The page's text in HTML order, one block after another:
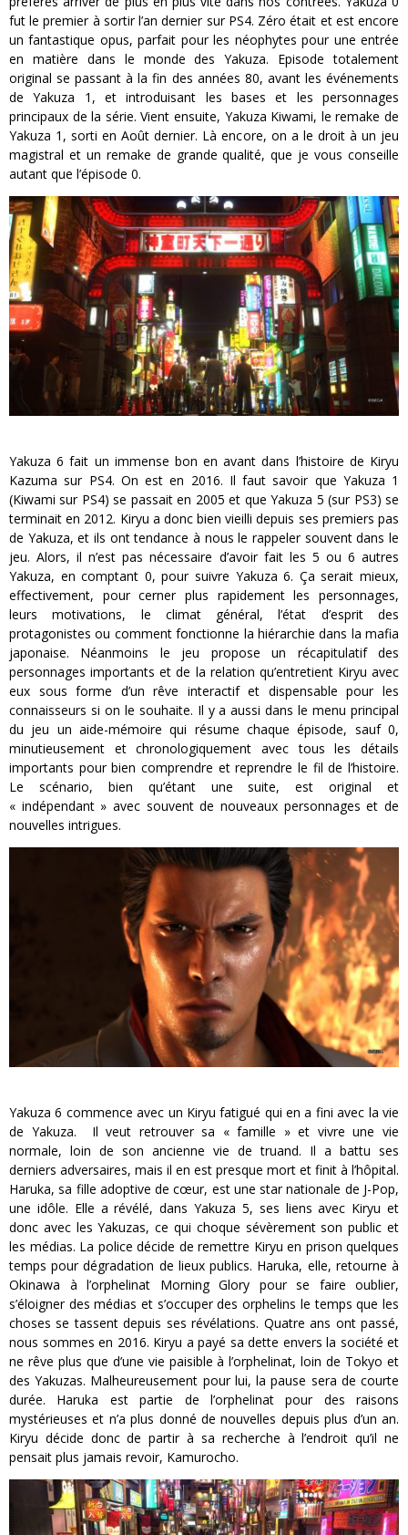
fut le premier à sortir l’an dernier sur PS4. Zéro était et est encore
un fantastique opus, parfait pour les néophytes pour une entrée
en matière dans le monde des Yakuza. Episode totalement
original se passant à la fin des années 80, avant les événements
de Yakuza 1, et introduisant les bases et les personnages
principaux de la série. Vient ensuite, Yakuza Kiwami, le remake de
Yakuza 1, sorti en Août dernier. Là encore, on a le droit à un jeu
magistral et un remake de grande qualité, que je vous conseille
autant que l’épisode 0.
Yakuza 6 fait un immense bon en avant dans l’histoire de Kiryu
Kazuma sur PS4. On est en 2016. Il faut savoir que Yakuza 1
(Kiwami sur PS4) se passait en 2005 et que Yakuza 5 (sur PS3) se
terminait en 2012. Kiryu a donc bien vieilli depuis ses premiers pas
de Yakuza, et ils ont tendance à nous le rappeler souvent dans le
jeu. Alors, il n’est pas nécessaire d’avoir fait les 5 ou 6 autres
Yakuza, en comptant 0, pour suivre Yakuza 6. Ça serait mieux,
effectivement, pour cerner plus rapidement les personnages,
leurs motivations, le climat général, l’état d’esprit des
protagonistes ou comment fonctionne la hiérarchie dans la mafia
japonaise. Néanmoins le jeu propose un récapitulatif des
personnages importants et de la relation qu’entretient Kiryu avec
eux sous forme d’un rêve interactif et dispensable pour les
connaisseurs si on le souhaite. Il y a aussi dans le menu principal
du jeu un aide-mémoire qui résume chaque épisode, sauf 0,
minutieusement et chronologiquement avec tous les détails
importants pour bien comprendre et reprendre le fil de l’histoire.
Le scénario, bien qu’étant une suite, est original et
« indépendant » avec souvent de nouveaux personnages et de
nouvelles intrigues.
Yakuza 6 commence avec un Kiryu fatigué qui en a fini avec la vie
de Yakuza. Il veut retrouver sa « famille » et vivre une vie
normale, loin de son ancienne vie de truand. Il a battu ses
derniers adversaires, mais il en est presque mort et finit à l’hôpital.
Haruka, sa fille adoptive de cœur, est une star nationale de J-Pop,
une idôle. Elle a révélé, dans Yakuza 5, ses liens avec Kiryu et
donc avec les Yakuzas, ce qui choque sévèrement son public et
les médias. La police décide de remettre Kiryu en prison quelques
temps pour dégradation de lieux publics. Haruka, elle, retourne à
Okinawa à l’orphelinat Morning Glory pour se faire oublier,
s’éloigner des médias et s’occuper des orphelins le temps que les
choses se tassent depuis ses révélations. Quatre ans ont passé,
nous sommes en 2016. Kiryu a payé sa dette envers la société et
ne rêve plus que d’une vie paisible à l’orphelinat, loin de Tokyo et
des Yakuzas. Malheureusement pour lui, la pause sera de courte
durée. Haruka est partie de l’orphelinat pour des raisons
mystérieuses et n’a plus donné de nouvelles depuis plus d’un an.
Kiryu décide donc de partir à sa recherche à l’endroit qu’il ne
pensait plus jamais revoir, Kamurocho.